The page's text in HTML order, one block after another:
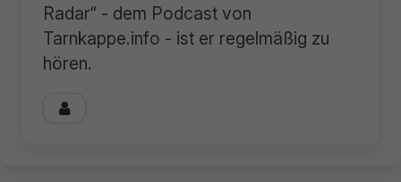
Radar“ - dem Podcast von
Tarnkappe.info - ist er regelmäßig zu
hören.
